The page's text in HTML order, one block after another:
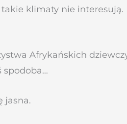
takie klimaty nie interesują.
Afrykańskich
spodoba…
jasna.